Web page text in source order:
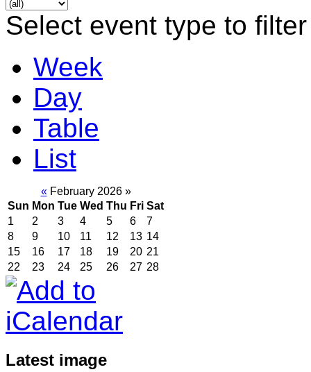
Select event type to
Week
Day
Table
List
«February 2026 »
Sun Mon Tue Wed Thu Fri Sat
1
2 3 4 5 6
7
8
9 10 11 12 13 14
15
16 17 18 19 20 21
22
23 24 25 26 27 28
Latest image